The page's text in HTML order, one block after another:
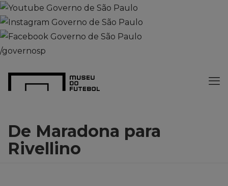
/governosp
De Maradona para
Rivellino